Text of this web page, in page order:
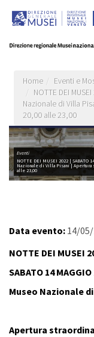
principale
Home
Eventi e
NOTTE DEI
Nazionale di Villa
20,00 alle 23,00
Eventi
NOTTE DEI MUSEI 2022 | SABATO
Nazionale di Villa Pisani | Apertura
alle 23,00
Data evento: 14/
NOTTE DEI MUSEI
SABATO 14 MAGGIO
Museo Nazionale
Apertura